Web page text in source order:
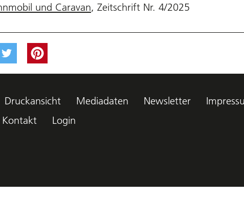
und Caravan, Zeitschrift Nr. 4/2025
Druckansicht Mediadaten Newsletter
Kontakt Login